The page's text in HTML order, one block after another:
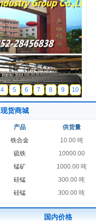
4 5 6 7 8 9 10
现货商城
产品
供货量
铁合金
10.00 吨
硫铁
10000.00
锰矿
1000.00 吨
硅锰
300.00 吨
硅锰
300.00 吨
国内价格